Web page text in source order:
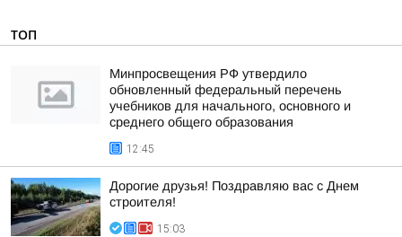
ТОП
Минпросвещения РФ утвердило
обновленный федеральный перечень
учебников для начального, основного и
среднего общего образования
12:45
Дорогие друзья! Поздравляю вас с Днем
строителя!
15:03